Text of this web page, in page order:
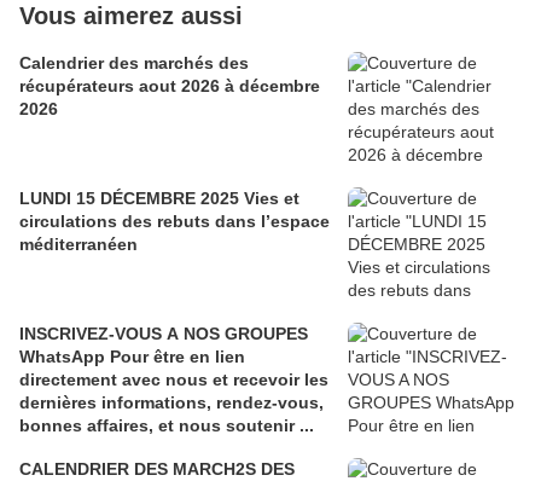
Vous aimerez aussi
Calendrier des marchés des
récupérateurs aout 2026 à décembre
2026
LUNDI 15 DÉCEMBRE 2025 Vies et
circulations des rebuts dans l’espace
méditerranéen
INSCRIVEZ-VOUS A NOS GROUPES
WhatsApp Pour être en lien
directement avec nous et recevoir les
dernières informations, rendez-vous,
bonnes affaires, et nous soutenir ...
CALENDRIER DES MARCH2S DES